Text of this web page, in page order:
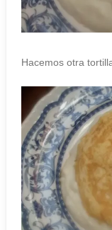
Hacemos otra